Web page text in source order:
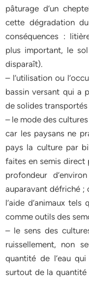
pâturage d’un
cette dégradation
conséquences :
plus important, le
disparaît).
– l’utilisation ou
bassin versant qui a
de solides transportés
– le mode des
car les paysans ne
pays la culture par
faites en semis direct
profondeur
auparavant défriché ;
l’aide d’animaux
comme outils des
– le sens des
ruissellement, non
quantité de l’eau
surtout de la